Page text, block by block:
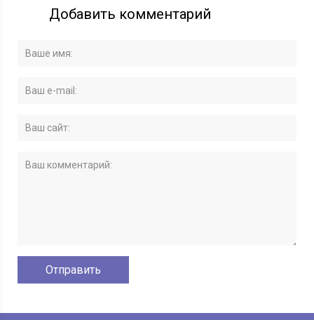
Добавить комментарий